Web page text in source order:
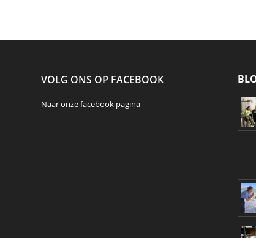
VOLG ONS OP FACEBOOK
Naar onzefacebook pagina